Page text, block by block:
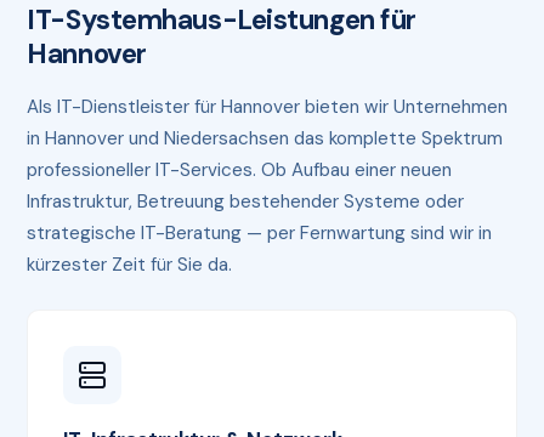
IT-Systemhaus-Leistungen für
Hannover
Als IT-Dienstleister für Hannover bieten wir Unternehmen
in Hannover und Niedersachsen das komplette Spektrum
professioneller IT-Services. Ob Aufbau einer neuen
Infrastruktur, Betreuung bestehender Systeme oder
strategische IT-Beratung — per Fernwartung sind wir in
kürzester Zeit für Sie da.